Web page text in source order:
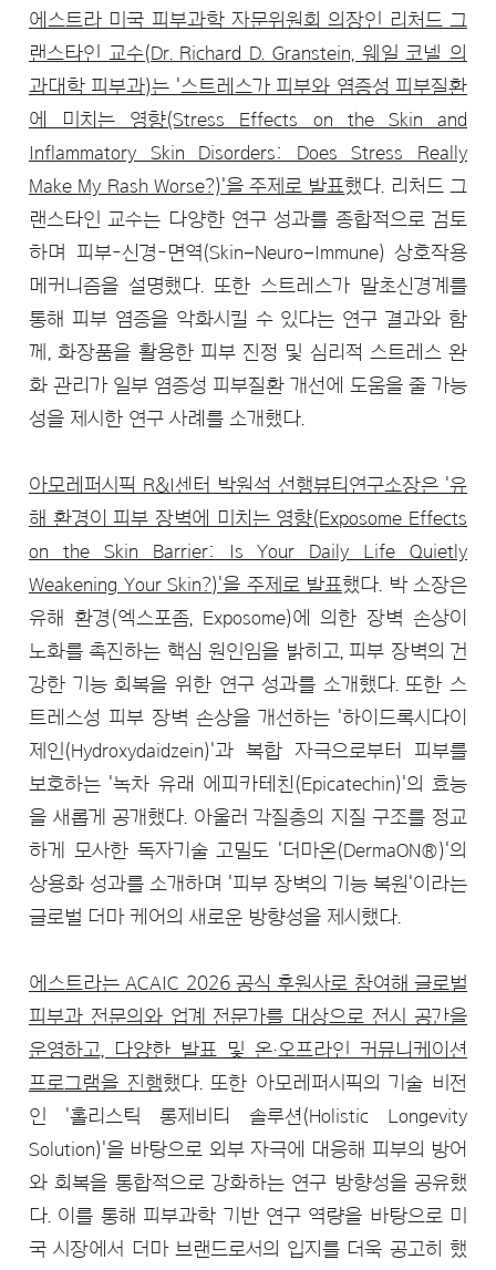
에스트라 미국 피부과학 자문위원회 의장인 리처드 그
랜스타인 교수(Dr. Richard D. Granstein, 웨일 코넬 의
과대학 피부과)는 '스트레스가 피부와 염증성 피부질환
에 미치는 영향(Stress Effects on the Skin and
Inflammatory Skin Disorders: Does Stress Really
Make My Rash Worse?)'을 주제로 발표했다. 리처드 그
랜스타인 교수는 다양한 연구 성과를 종합적으로 검토
하며 피부-신경-면역(Skin–Neuro–Immune) 상호작용
메커니즘을 설명했다. 또한 스트레스가 말초신경계를
통해 피부 염증을 악화시킬 수 있다는 연구 결과와 함
께, 화장품을 활용한 피부 진정 및 심리적 스트레스 완
화 관리가 일부 염증성 피부질환 개선에 도움을 줄 가능
성을 제시한 연구 사례를 소개했다.
아모레퍼시픽 R&I센터 박원석 선행뷰티연구소장은 '유
해 환경이 피부 장벽에 미치는 영향(Exposome Effects
on the Skin Barrier: Is Your Daily Life Quietly
Weakening Your Skin?)'을 주제로 발표했다. 박 소장은
유해 환경(엑스포좀, Exposome)에 의한 장벽 손상이
노화를 촉진하는 핵심 원인임을 밝히고, 피부 장벽의 건
강한 기능 회복을 위한 연구 성과를 소개했다. 또한 스
트레스성 피부 장벽 손상을 개선하는 '하이드록시다이
제인(Hydroxydaidzein)'과 복합 자극으로부터 피부를
보호하는 '녹차 유래 에피카테친(Epicatechin)'의 효능
을 새롭게 공개했다. 아울러 각질층의 지질 구조를 정교
하게 모사한 독자기술 고밀도 '더마온(DermaON®)'의
상용화 성과를 소개하며 '피부 장벽의 기능 복원'이라는
글로벌 더마 케어의 새로운 방향성을 제시했다.
에스트라는 ACAIC 2026 공식 후원사로 참여해 글로벌
피부과 전문의와 업계 전문가를 대상으로 전시 공간을
운영하고, 다양한 발표 및 온·오프라인 커뮤니케이션
프로그램을 진행했다. 또한 아모레퍼시픽의 기술 비전
인 '홀리스틱 롱제비티 솔루션(Holistic Longevity
Solution)'을 바탕으로 외부 자극에 대응해 피부의 방어
와 회복을 통합적으로 강화하는 연구 방향성을 공유했
다. 이를 통해 피부과학 기반 연구 역량을 바탕으로 미
국 시장에서 더마 브랜드로서의 입지를 더욱 공고히 했